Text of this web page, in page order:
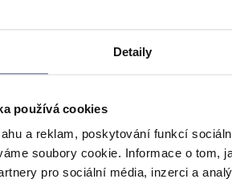
Detaily
používá cookies
a reklam, poskytování funkcí
soubory cookie. Informace o tom,
pro sociální média, inzerci a
soutěž mohou zajistit pracovní e-maily i
• 21. července 2026, 00:00